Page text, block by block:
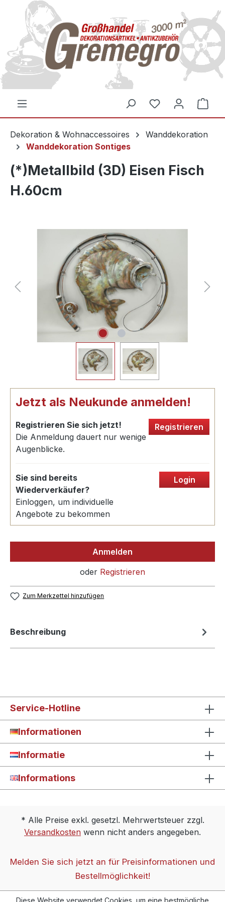
springen
Dekoration & Wohnaccessoires
Wanddekoration
Wanddekoration Sontiges
(*)Metallbild (3D) Eisen Fisch
H.60cm
Jetzt als Neukunde anmelden!
Registrieren Sie sich jetzt!
Die Anmeldung dauert nur wenige
Augenblicke.
Registrieren
Sie sind bereits
Wiederverkäufer?
Einloggen, um individuelle
Angebote zu bekommen
Login
Anmelden
oder Registrieren
Zum Merkzettel hinzufügen
Beschreibung
Service-Hotline
Informationen
Informatie
Informations
* Alle Preise exkl. gesetzl. Mehrwertsteuer zzgl.
Versandkosten wenn nicht anders angegeben.
Melden Sie sich jetzt an für Preisinformationen und
Bestellmöglichkeit!
Diese Website verwendet Cookies, um eine bestmögliche